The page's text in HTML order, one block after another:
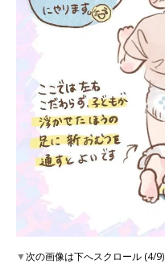
▼次の画像は下へスクロール (4/9)